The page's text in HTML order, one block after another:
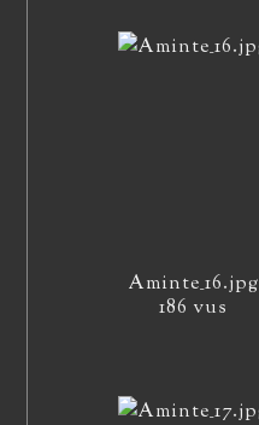
Aminte_16.jpg
186 vus